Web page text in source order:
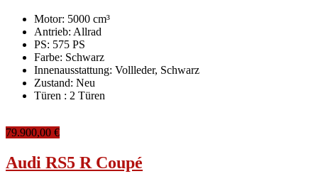
Motor: 5000 cm³
Antrieb: Allrad
PS: 575 PS
Farbe: Schwarz
Innenausstattung: Vollleder, Schwarz
Zustand: Neu
Türen : 2 Türen
79.900,00 €
Audi RS5 R Coupé